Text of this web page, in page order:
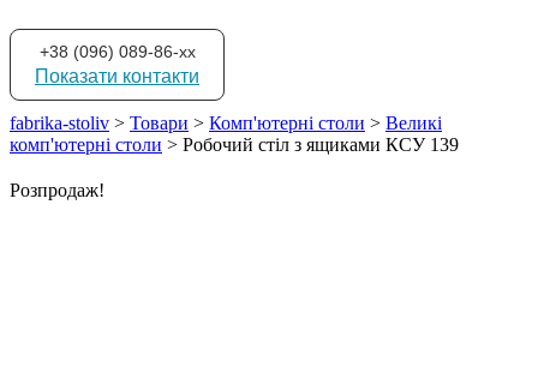
+38 (096) 089-86-xx
Показати контакти
fabrika-stoliv > Товари > Комп'ютерні столи > Великі
комп'ютерні столи > Робочий стіл з ящиками КСУ 139
Розпродаж!